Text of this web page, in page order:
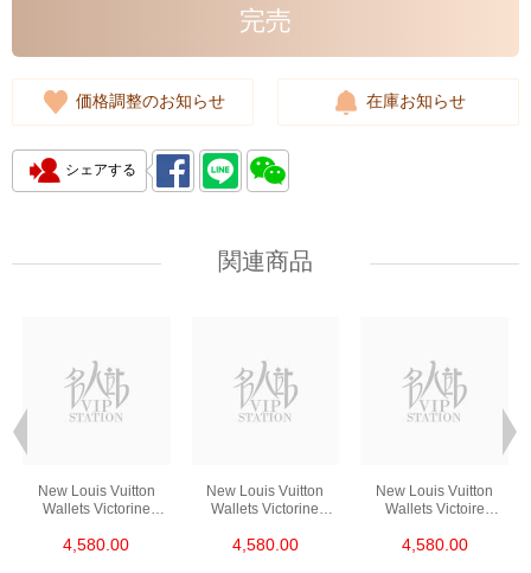
完売
価格調整のお知らせ 在庫お知らせ
シェアする
関連商品
New Louis Vuitton
Wallets Victorine
Wallet
4,580.00
New Louis Vuitton
Wallets Victorine
Wallet
4,580.00
New Louis Vuitton
Wallets Victoire
Short Button Wallet
4,580.00